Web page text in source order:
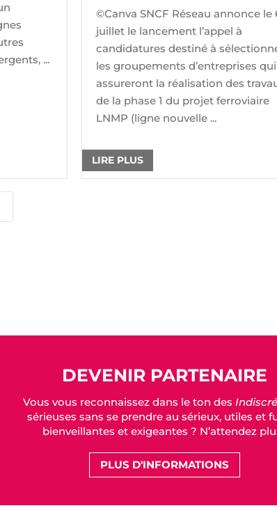
...
©Canva SNCF Réseau annonce le
juillet le lancement l’appel à
candidatures destiné à
les groupements d’entreprises qui
assureront la réalisation des
de la phase 1 du projet ferroviaire
LNMP (ligne nouvelle ...
LIRE PLUS
DEVENIR PARTENAIRE
Vous vous reconnaissez dans le ton des
sérieuses sans se prendre au sérieux, utiles et
bienveillantes et exigeantes ? N’attendez
PLUS D'INFORMATIONS